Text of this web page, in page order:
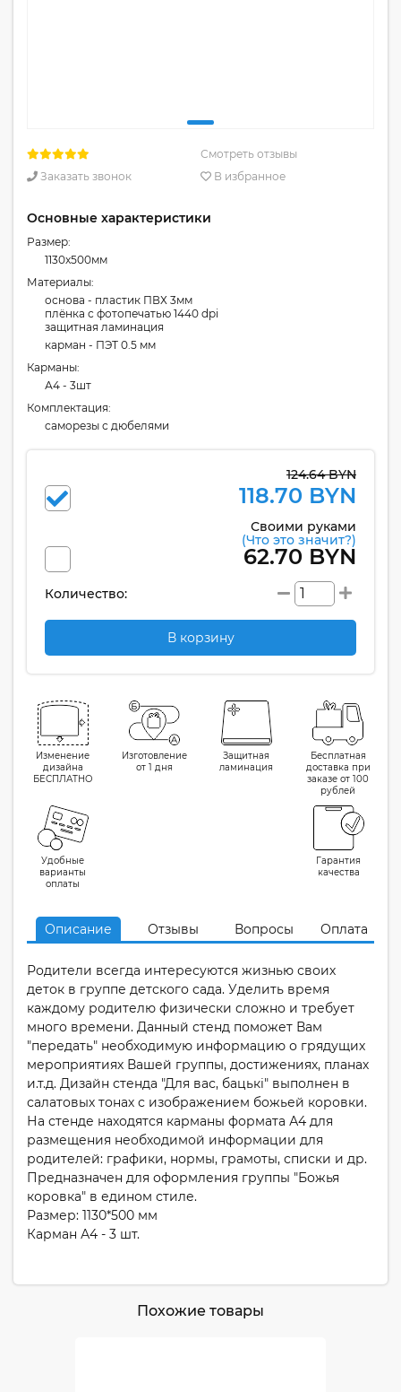
Смотреть отзывы
Заказать звонок
В избранное
Основные характеристики
Размер:
1130x500мм
Материалы:
основа - пластик ПВХ 3мм
плёнка с фотопечатью 1440 dpi
защитная ламинация
карман - ПЭТ 0.5 мм
Карманы:
А4 - 3шт
Комплектация:
cаморезы с дюбелями
124.64 BYN
118.70 BYN
Своими руками
(Что это значит?)
62.70 BYN
Количество:
В корзину
Изменение
дизайна
БЕСПЛАТНО
Изготовление
от 1 дня
Защитная
ламинация
Бесплатная
доставка при
заказе от 100
рублей
Удобные
варианты
оплаты
Гарантия
качества
Описание Отзывы Вопросы Оплата
Родители всегда интересуются жизнью своих
деток в группе детского сада. Уделить время
каждому родителю физически сложно и требует
много времени. Данный стенд поможет Вам
"передать" необходимую информацию о грядущих
мероприятиях Вашей группы, достижениях, планах
и.т.д. Дизайн стенда "Для вас, бацькi" выполнен в
салатовых тонах с изображением божьей коровки.
На стенде находятся карманы формата А4 для
размещения необходимой информации для
родителей: графики, нормы, грамоты, списки и др.
Предназначен для оформления группы "Божья
коровка" в едином стиле.
Размер: 1130*500 мм
Карман А4 - 3 шт.
Похожие товары